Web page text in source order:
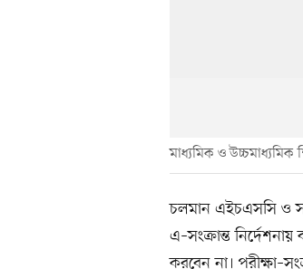
মাধ্যমিক ও উচ্চমাধ্যমিক
চলমান এইচএসসি ও
এ–সংক্রান্ত
করবেন না।